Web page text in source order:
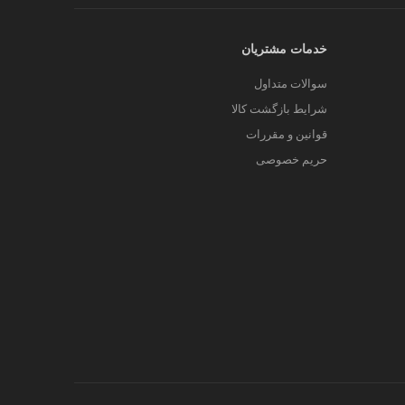
خدمات مشتریان
سوالات متداول
شرایط بازگشت کالا
قوانین و مقررات
حریم خصوصی